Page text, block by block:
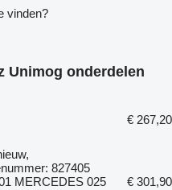
vinden?
Unimog onderdelen
€ 267,20
827405
MERCEDES 025
€ 301,90